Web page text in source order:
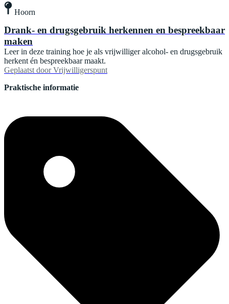
Hoorn
Drank- en drugsgebruik herkennen en bespreekbaar
maken
Leer in deze training hoe je als vrijwilliger alcohol- en drugsgebruik
herkent én bespreekbaar maakt.
Geplaatst door Vrijwilligerspunt
Praktische informatie